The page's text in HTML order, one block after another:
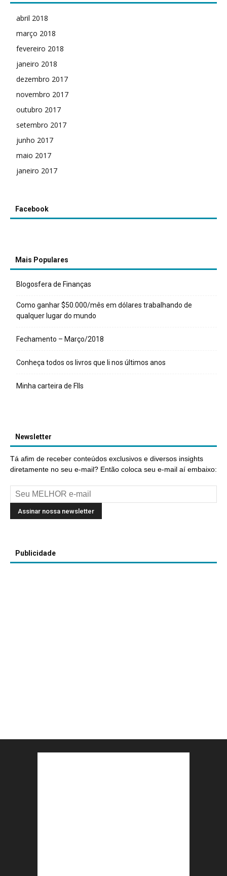
abril 2018
março 2018
fevereiro 2018
janeiro 2018
dezembro 2017
novembro 2017
outubro 2017
setembro 2017
junho 2017
maio 2017
janeiro 2017
Facebook
Mais Populares
Blogosfera de Finanças
Como ganhar $50.000/mês em dólares trabalhando de
qualquer lugar do mundo
Fechamento – Março/2018
Conheça todos os livros que li nos últimos anos
Minha carteira de FIIs
Newsletter
Tá afim de receber conteúdos exclusivos e diversos insights
diretamente no seu e-mail? Então coloca seu e-mail aí embaixo:
Publicidade